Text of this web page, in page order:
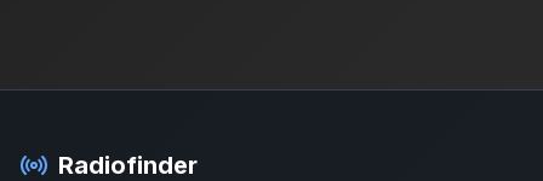
Radiofinder